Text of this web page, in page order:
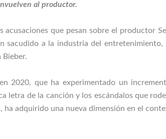
al productor.
que pesan sobre el productor
sacudido a la industria del
Bieber.
2020, que ha experimentado un
letra de la canción y los escándalos que
adquirido una nueva dimensión en el